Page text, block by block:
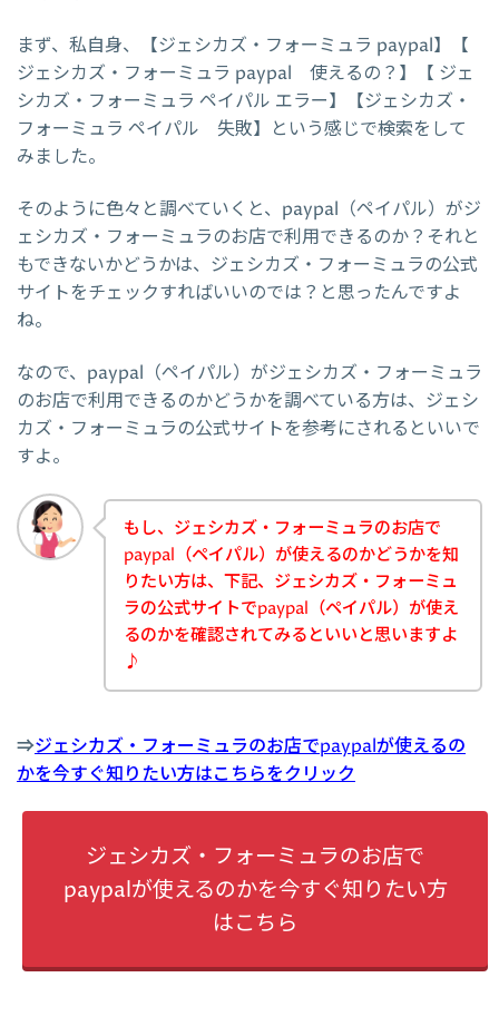
まず、私自身、【ジェシカズ・フォーミュラ paypal】【
ジェシカズ・フォーミュラ paypal 使えるの？】【 ジェ
シカズ・フォーミュラ ペイパル エラー】【ジェシカズ・
フォーミュラ ペイパル 失敗】という感じで検索をして
みました。
そのように色々と調べていくと、paypal（ペイパル）がジ
ェシカズ・フォーミュラのお店で利用できるのか？それと
もできないかどうかは、ジェシカズ・フォーミュラの公式
サイトをチェックすればいいのでは？と思ったんですよ
ね。
なので、paypal（ペイパル）がジェシカズ・フォーミュラ
のお店で利用できるのかどうかを調べている方は、ジェシ
カズ・フォーミュラの公式サイトを参考にされるといいで
すよ。
もし、ジェシカズ・フォーミュラのお店で
paypal（ペイパル）が使えるのかどうかを知
りたい方は、下記、ジェシカズ・フォーミュ
ラの公式サイトでpaypal（ペイパル）が使え
るのかを確認されてみるといいと思いますよ
♪
⇒ジェシカズ・フォーミュラのお店でpaypalが使えるの
かを今すぐ知りたい方はこちらをクリック
ジェシカズ・フォーミュラのお店で
paypalが使えるのかを今すぐ知りたい方
はこちら